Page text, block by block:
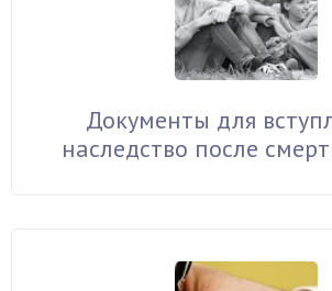
Документы для
наследство после